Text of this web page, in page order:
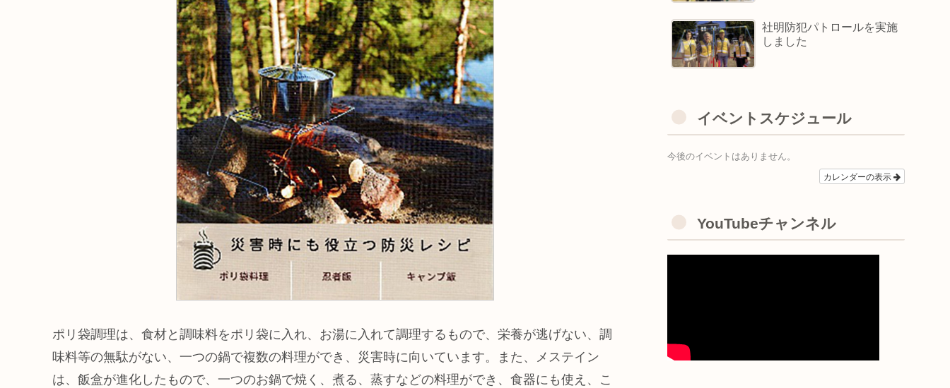
ポリ袋調理は、食材と調味料をポリ袋に入れ、お湯に入れて調理するもので、栄養が逃げない、調
味料等の無駄がない、一つの鍋で複数の料理ができ、災害時に向いています。また、メステイン
は、飯盒が進化したもので、一つのお鍋で焼く、煮る、蒸すなどの料理ができ、食器にも使え、こ
社明防犯パトロールを実施
しました
イベントスケジュール
今後のイベントはありません。
カレンダーの表示
YouTubeチャンネル